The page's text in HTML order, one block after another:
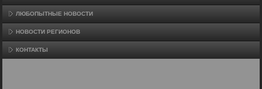
ЛЮБОПЫТНЫЕ НОВОСТИ
НОВОСТИ РЕГИОНОВ
КОНТАКТЫ